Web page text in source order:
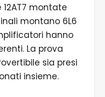
montate
montano 6L6
hanno
La prova
sia presi
insieme.